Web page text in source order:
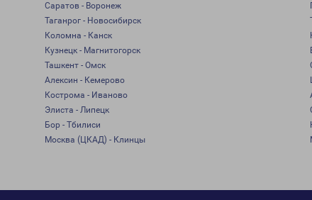
Саратов - Воронеж
Таганрог - Новосибирск
Коломна - Канск
Кузнецк - Магнитогорск
Ташкент - Омск
Алексин - Кемерово
Кострома - Иваново
Элиста - Липецк
Бор - Тбилиси
Москва (ЦКАД) - Клинцы